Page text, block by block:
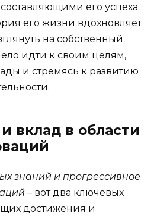
его успеха
его жизни вдохновляет
на собственный
идти к своим целям,
и стремясь к развитию
вклад в области
знаний и прогрессивное
– вот два ключевых
достижения и